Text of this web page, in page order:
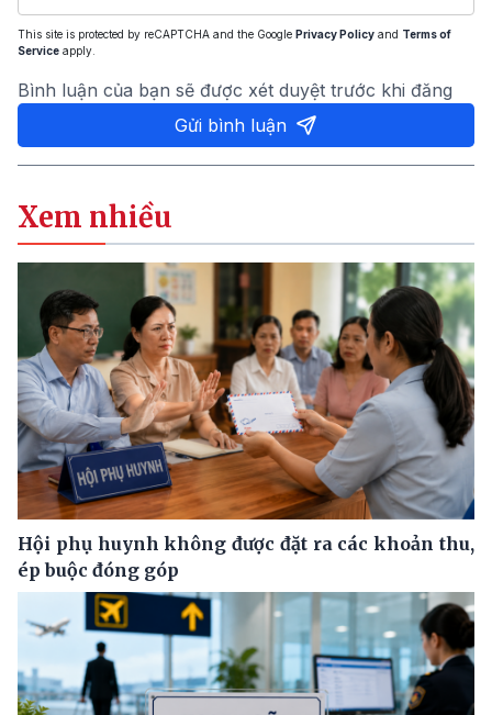
This site is protected by reCAPTCHA and the Google Privacy Policy and Terms of
Service apply.
Bình luận của bạn sẽ được xét duyệt trước khi đăng
Gửi bình luận
Xem nhiều
Hội phụ huynh không được đặt ra các khoản thu,
ép buộc đóng góp